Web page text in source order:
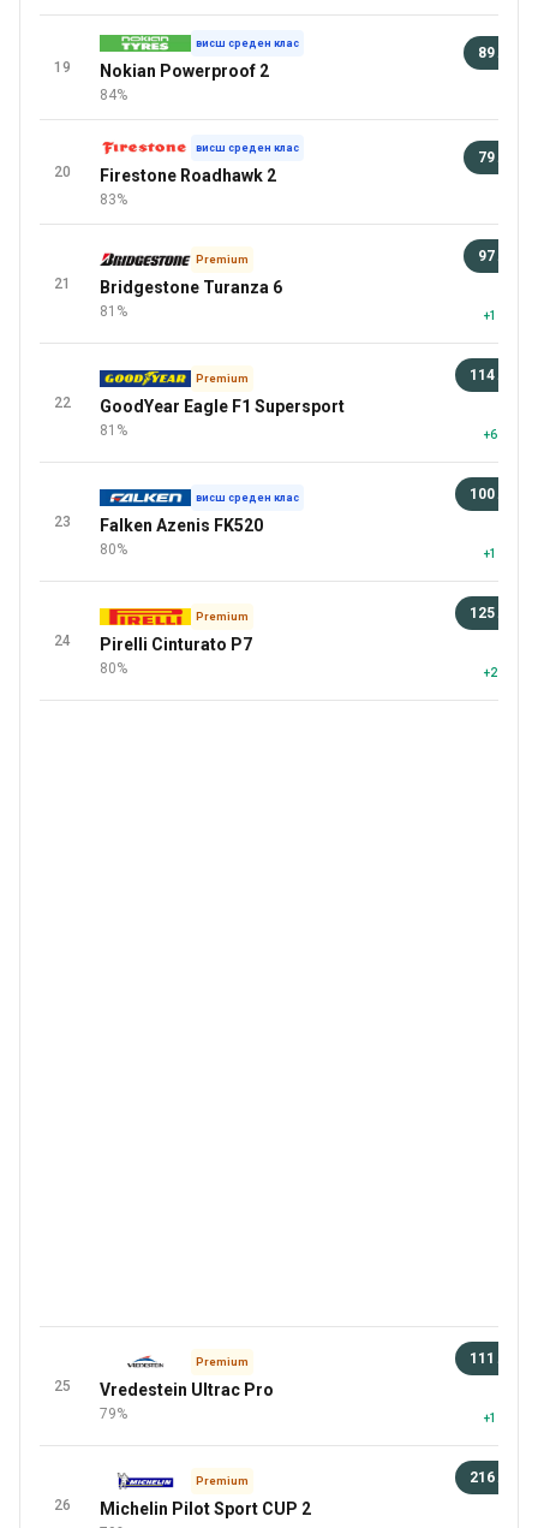
19
висш среден клас
Nokian Powerproof 2
84%
89 лв
20
висш среден клас
Firestone Roadhawk 2
83%
79 лв
21
Premium
Bridgestone Turanza 6
81%
97 лв
+1
22
Premium
GoodYear Eagle F1 Supersport
81%
114 лв
+6
23
висш среден клас
Falken Azenis FK520
80%
100 лв
+1
24
Premium
Pirelli Cinturato P7
80%
125 лв
+2
25
Premium
Vredestein Ultrac Pro
79%
111 лв
+1
26
Premium
Michelin Pilot Sport CUP 2
216 лв